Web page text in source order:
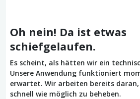
Oh nein! Da ist etwas
schiefgelaufen.
Es scheint, als hätten wir ein
Unsere Anwendung funktioniert
erwartet. Wir arbeiten bereits daran,
schnell wie möglich zu beheben.